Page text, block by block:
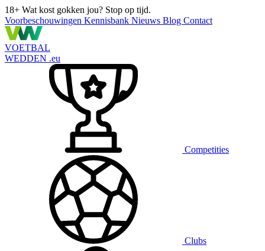
18+ Wat kost gokken jou? Stop op tijd.
Voorbeschouwingen Kennisbank Nieuws Blog Contact
VOETBAL
WEDDEN .eu
Competities
Clubs